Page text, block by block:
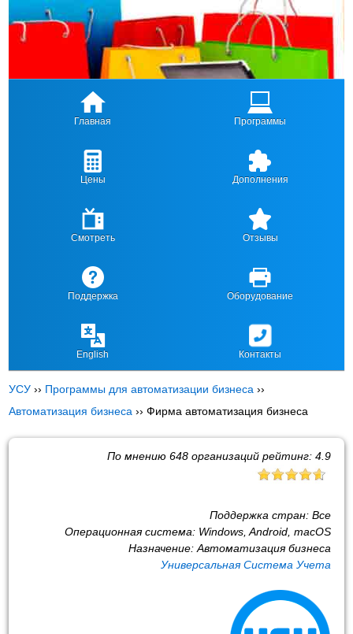
Главная Программы
Цены Дополнения
Смотреть Отзывы
Поддержка Оборудование
English Контакты
УСУ ›› Программы для автоматизации бизнеса ››
Автоматизация бизнеса ››Фирма автоматизация бизнеса
По мнению 648организаций рейтинг: 4.9
Поддержка стран: Все
Операционная система: Windows, Android, macOS
Назначение: Автоматизация бизнеса
Универсальная Система Учета